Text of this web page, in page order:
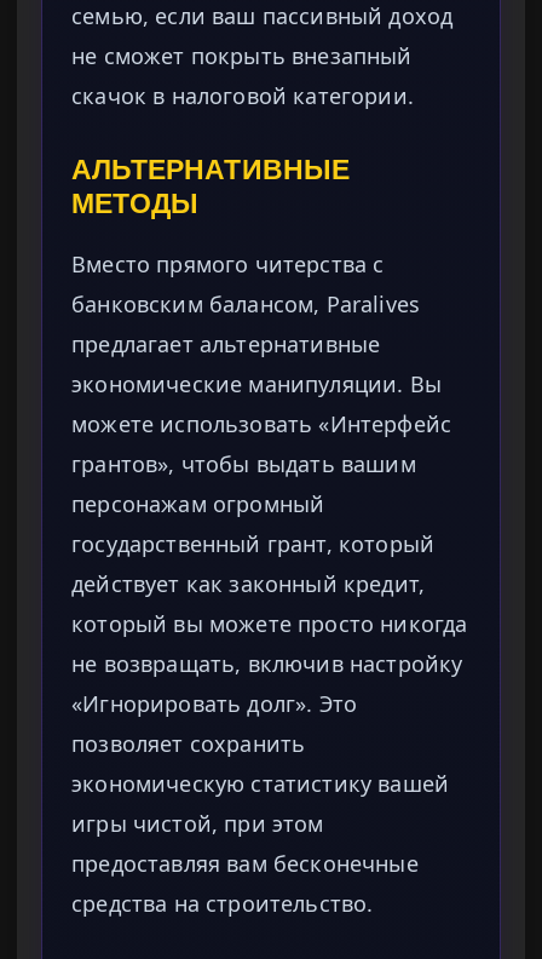
семью, если ваш пассивный доход
не сможет покрыть внезапный
скачок в налоговой категории.
АЛЬТЕРНАТИВНЫЕ
МЕТОДЫ
Вместо прямого читерства с
банковским балансом, Paralives
предлагает альтернативные
экономические манипуляции. Вы
можете использовать «Интерфейс
грантов», чтобы выдать вашим
персонажам огромный
государственный грант, который
действует как законный кредит,
который вы можете просто никогда
не возвращать, включив настройку
«Игнорировать долг». Это
позволяет сохранить
экономическую статистику вашей
игры чистой, при этом
предоставляя вам бесконечные
средства на строительство.